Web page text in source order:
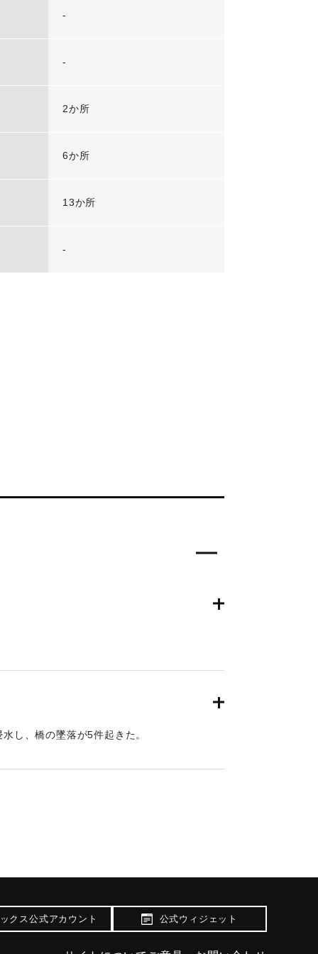
-
-
2か所
6か所
13か所
-
し、橋の墜落が5件起きた。
クス公式アカウント 公式ウィジェット